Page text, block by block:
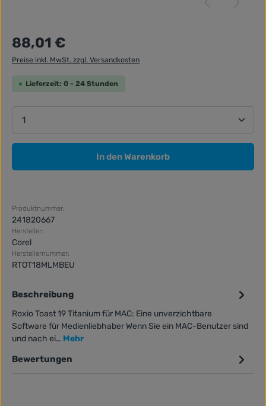
Regulärer Preis:
88,01 €
Preise inkl. MwSt. zzgl. Versandkosten
Lieferzeit: 0 - 24 Stunden
Produkt Anzahl: Gib den gewünschten Wert ein
In den Warenkorb
Produktnummer:
241820667
Hersteller:
Corel
Herstellernummer:
RTOT18MLMBEU
Beschreibung
Roxio Toast 19 Titanium für MAC: Eine unverzichtbare
Software für Medienliebhaber Wenn Sie ein MAC-Benutzer sind
und nach ei… Mehr
Bewertungen